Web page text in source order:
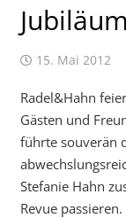
15. Mai 2012
Radel&Hahn
Gästen und
führte souverän
Stefanie Hahn
Revue